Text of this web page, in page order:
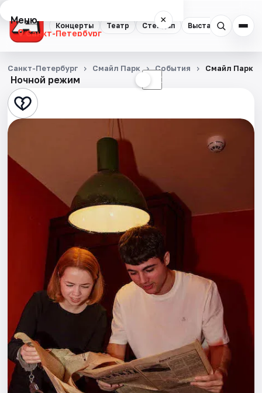
Концерты Театр Стендап Выставки
Меню ×
Санкт-Петербург
Концерты
Театр
Стендап
Квесты
Экскурсии
Города
Площадки
Артисты
Рейтинги
Ночной режим ☾
Санкт-Петербург Смайл Парк События Смайл Парк